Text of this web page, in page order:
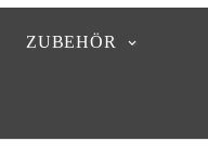
ZUBEHÖR